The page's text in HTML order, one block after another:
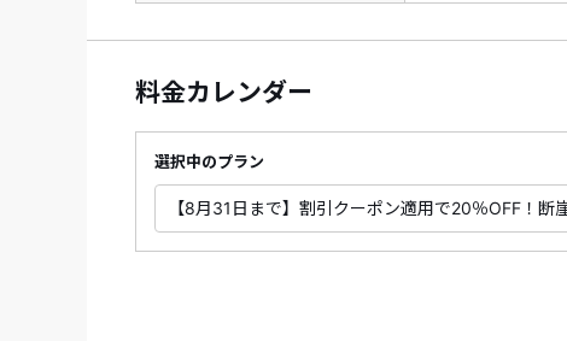
料金カレンダー
選択中のプラン